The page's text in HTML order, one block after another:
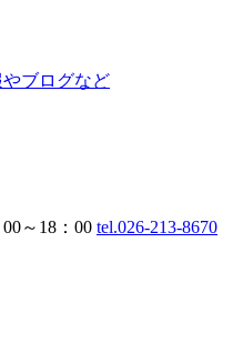
ブログなど
～18：00 tel.026-213-8670